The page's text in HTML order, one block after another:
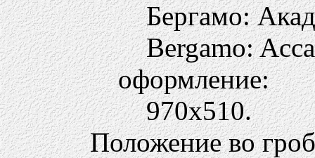
Бергамо:
Bergamo:
оформление:
970х510.
Положение во гроб